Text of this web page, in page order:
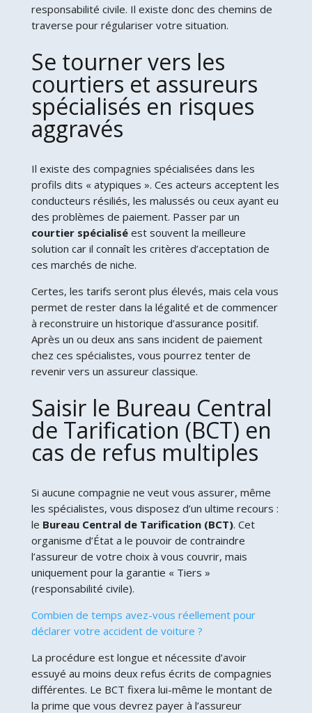
responsabilité civile. Il existe donc des chemins de
traverse pour régulariser votre situation.
Se tourner vers les
courtiers et assureurs
spécialisés en risques
aggravés
Il existe des compagnies spécialisées dans les
profils dits « atypiques ». Ces acteurs acceptent les
conducteurs résiliés, les malussés ou ceux ayant eu
des problèmes de paiement. Passer par un
courtier spécialiséest souvent la meilleure
solution car il connaît les critères d’acceptation de
ces marchés de niche.
Certes, les tarifs seront plus élevés, mais cela vous
permet de rester dans la légalité et de commencer
à reconstruire un historique d’assurance positif.
Après un ou deux ans sans incident de paiement
chez ces spécialistes, vous pourrez tenter de
revenir vers un assureur classique.
Saisir le Bureau Central
de Tarification (BCT) en
cas de refus multiples
Si aucune compagnie ne veut vous assurer, même
les spécialistes, vous disposez d’un ultime recours :
le Bureau Central de Tarification (BCT). Cet
organisme d’État a le pouvoir de contraindre
l’assureur de votre choix à vous couvrir, mais
uniquement pour la garantie « Tiers »
(responsabilité civile).
Combien de temps avez-vous réellement pour
déclarer votre accident de voiture ?
La procédure est longue et nécessite d’avoir
essuyé au moins deux refus écrits de compagnies
différentes. Le BCT fixera lui-même le montant de
la prime que vous devrez payer à l’assureur